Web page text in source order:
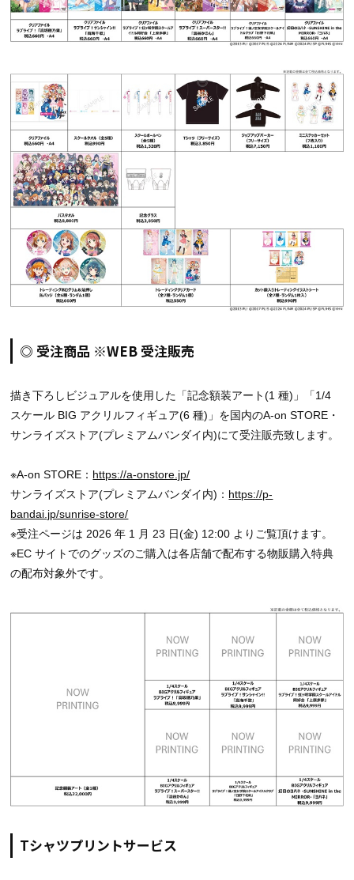
◎ 受注商品 ※WEB 受注販売
描き下ろしビジュアルを使用した「記念額装アート(1 種)」「1/4
スケール BIG アクリルフィギュア(6 種)」を国内のA-on STORE・
サンライズストア(プレミアムバンダイ内)にて受注販売致します。
※A-on STORE： https://a-onstore.jp/
サンライズストア(プレミアムバンダイ内)： https://p-
bandai.jp/sunrise-store/
※受注ページは 2026 年 1 月 23 日(金) 12:00 よりご覧頂けます。
※EC サイトでのグッズのご購入は各店舗で配布する物販購入特典
の配布対象外です。
Tシャツプリントサービス